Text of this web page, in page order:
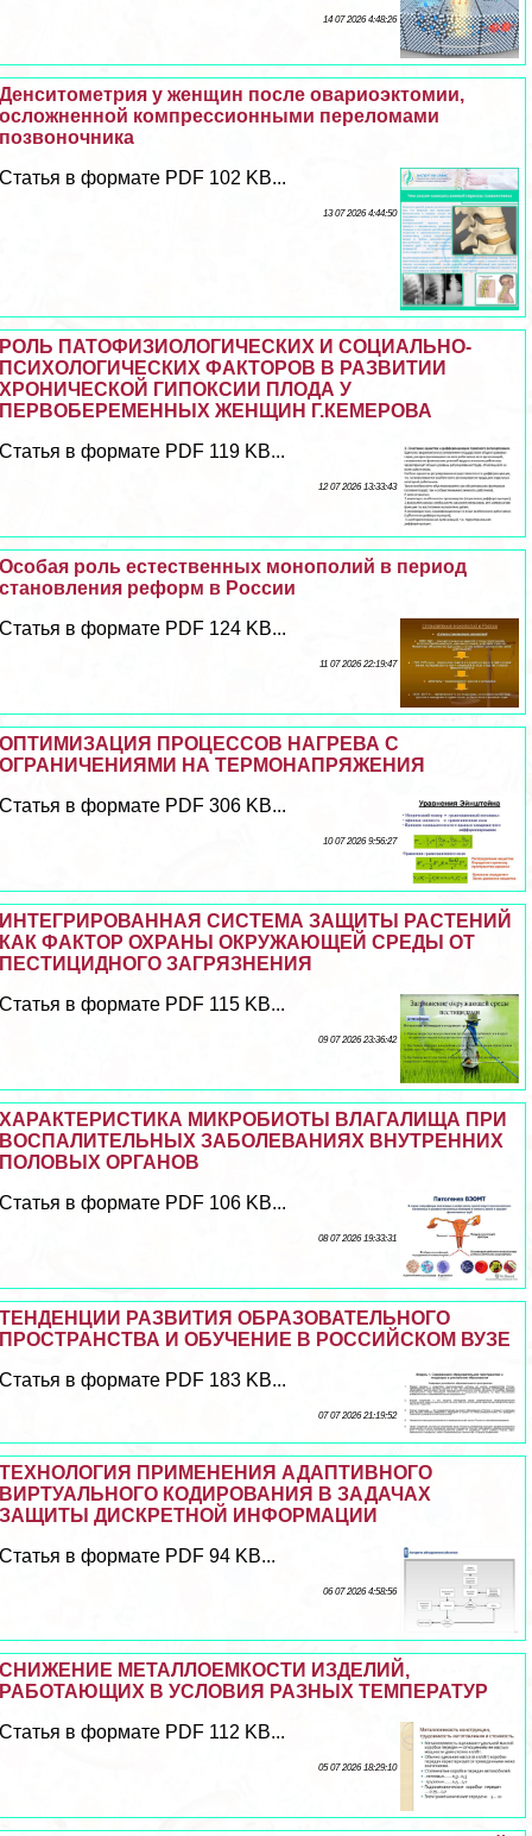
14 07 2026 4:48:26
Денситометрия у женщин после овариоэктомии,
осложненной компрессионными переломами
позвоночника
Статья в формате PDF 102 KB...
13 07 2026 4:44:50
РОЛЬ ПАТОФИЗИОЛОГИЧЕСКИХ И СОЦИАЛЬНО-
ПСИХОЛОГИЧЕСКИХ ФАКТОРОВ В РАЗВИТИИ
ХРОНИЧЕСКОЙ ГИПОКСИИ ПЛОДА У
ПЕРВОБЕРЕМЕННЫХ ЖЕНЩИН Г.КЕМЕРОВА
Статья в формате PDF 119 KB...
12 07 2026 13:33:43
Особая роль естественных монополий в период
становления реформ в России
Статья в формате PDF 124 KB...
11 07 2026 22:19:47
ОПТИМИЗАЦИЯ ПРОЦЕССОВ НАГРЕВА С
ОГРАНИЧЕНИЯМИ НА ТЕРМОНАПРЯЖЕНИЯ
Статья в формате PDF 306 KB...
10 07 2026 9:56:27
ИНТЕГРИРОВАННАЯ СИСТЕМА ЗАЩИТЫ РАСТЕНИЙ
КАК ФАКТОР ОХРАНЫ ОКРУЖАЮЩЕЙ СРЕДЫ ОТ
ПЕСТИЦИДНОГО ЗАГРЯЗНЕНИЯ
Статья в формате PDF 115 KB...
09 07 2026 23:36:42
ХАРАКТЕРИСТИКА МИКРОБИОТЫ ВЛАГАЛИЩА ПРИ
ВОСПАЛИТЕЛЬНЫХ ЗАБОЛЕВАНИЯХ ВНУТРЕННИХ
ПОЛОВЫХ ОРГАНОВ
Статья в формате PDF 106 KB...
08 07 2026 19:33:31
ТЕНДЕНЦИИ РАЗВИТИЯ ОБРАЗОВАТЕЛЬНОГО
ПРОСТРАНСТВА И ОБУЧЕНИЕ В РОССИЙСКОМ ВУЗЕ
Статья в формате PDF 183 KB...
07 07 2026 21:19:52
ТЕХНОЛОГИЯ ПРИМЕНЕНИЯ АДАПТИВНОГО
ВИРТУАЛЬНОГО КОДИРОВАНИЯ В ЗАДАЧАХ
ЗАЩИТЫ ДИСКРЕТНОЙ ИНФОРМАЦИИ
Статья в формате PDF 94 KB...
06 07 2026 4:58:56
СНИЖЕНИЕ МЕТАЛЛОЕМКОСТИ ИЗДЕЛИЙ,
РАБОТАЮЩИХ В УСЛОВИЯ РАЗНЫХ ТЕМПЕРАТУР
Статья в формате PDF 112 KB...
05 07 2026 18:29:10